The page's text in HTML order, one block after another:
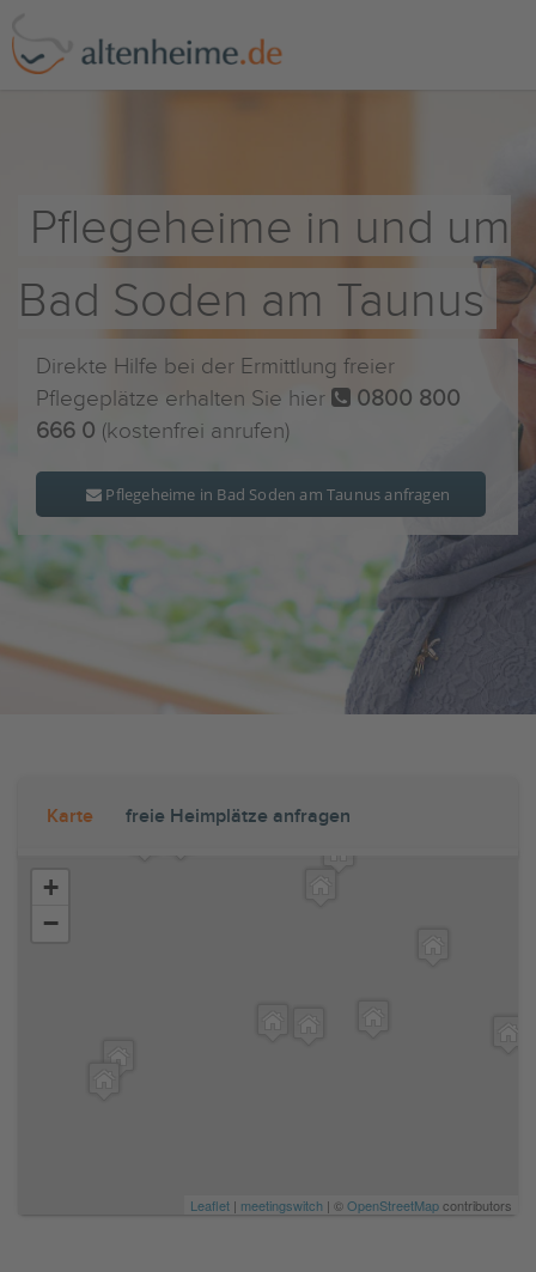
Pflegeheime in und um
Bad Soden am Taunus
Direkte Hilfe bei der Ermittlung freier
Pflegeplätze erhalten Sie hier
0800 800
666 0 (kostenfrei anrufen)
Pflegeheime in Bad Soden am Taunus anfragen
Karte freie Heimplätze anfragen
+
−
Leaflet | meetingswitch | ©OpenStreetMapcontributors